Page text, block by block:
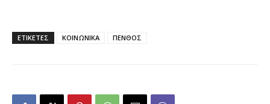
ΕΤΙΚΕΤΕΣ ΚΟΙΝΩΝΙΚΑ ΠΕΝΘΟΣ